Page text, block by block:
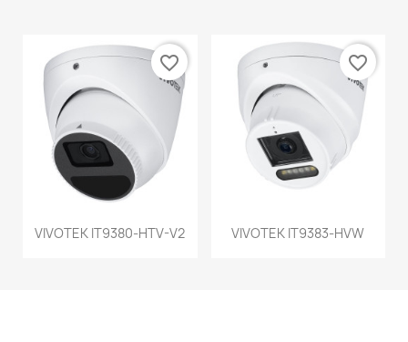
VIVOTEK IT9380-HTV-V2
favorite_border
VIVOTEK IT9383-HVW
favorite_border